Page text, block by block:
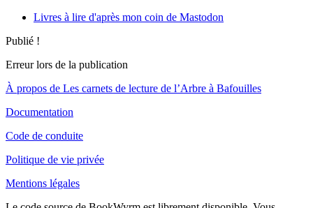
Livres à lire d'après mon coin de Mastodon
Publié !
Erreur lors de la publication
À propos de Les carnets de lecture de l’Arbre à Bafouilles
Documentation
Code de conduite
Politique de vie privée
Mentions légales